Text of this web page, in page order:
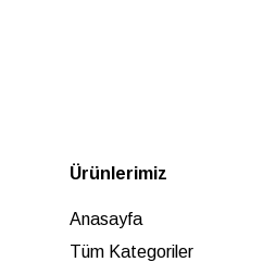
Ürünlerimiz
Anasayfa
Tüm Kategoriler